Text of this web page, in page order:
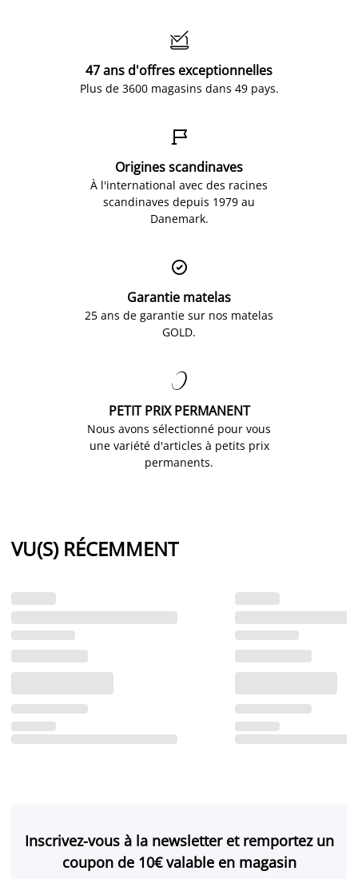

47 ans d'offres exceptionnelles
Plus de 3600 magasins dans 49 pays.

Origines scandinaves
À l'international avec des racines
scandinaves depuis 1979 au
Danemark.

Garantie matelas
25 ans de garantie sur nos matelas
GOLD.

PETIT PRIX PERMANENT
Nous avons sélectionné pour vous
une variété d'articles à petits prix
permanents.
VU(S) RÉCEMMENT
Inscrivez-vous à la newsletter et remportez un
coupon de 10€ valable en magasin